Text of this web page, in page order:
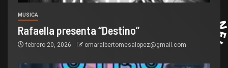
MUSICA
Rafaella presenta “Destino”
febrero 20, 2026 omaralbertomesalopez@gmail.com